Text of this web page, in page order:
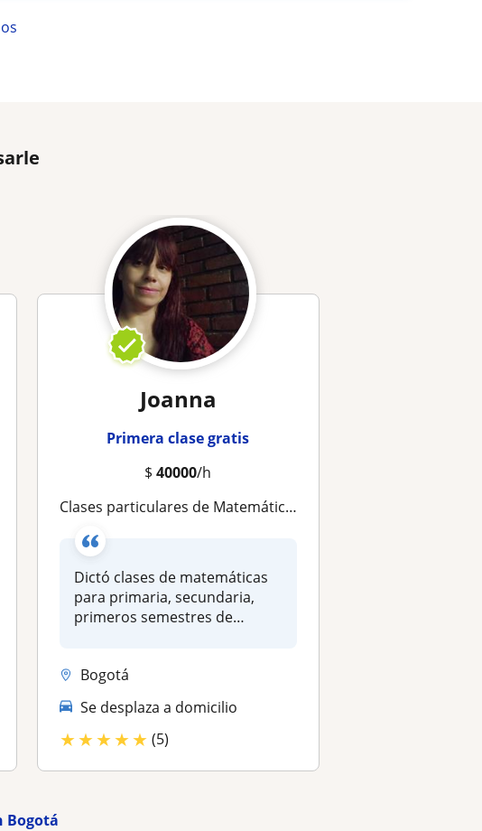
Joanna
Primera clase gratis
$40000/h
Clases particulares de Matemáticas, cursos pre-icfes, refuerzos escolares y asesorías de tareas en forma virtual o presencial
Dictó clases de matemáticas
para primaria, secundaria,
primeros semestres de
Bogotá
Se desplaza a domicilio
★★★★★ (5)
Bogotá